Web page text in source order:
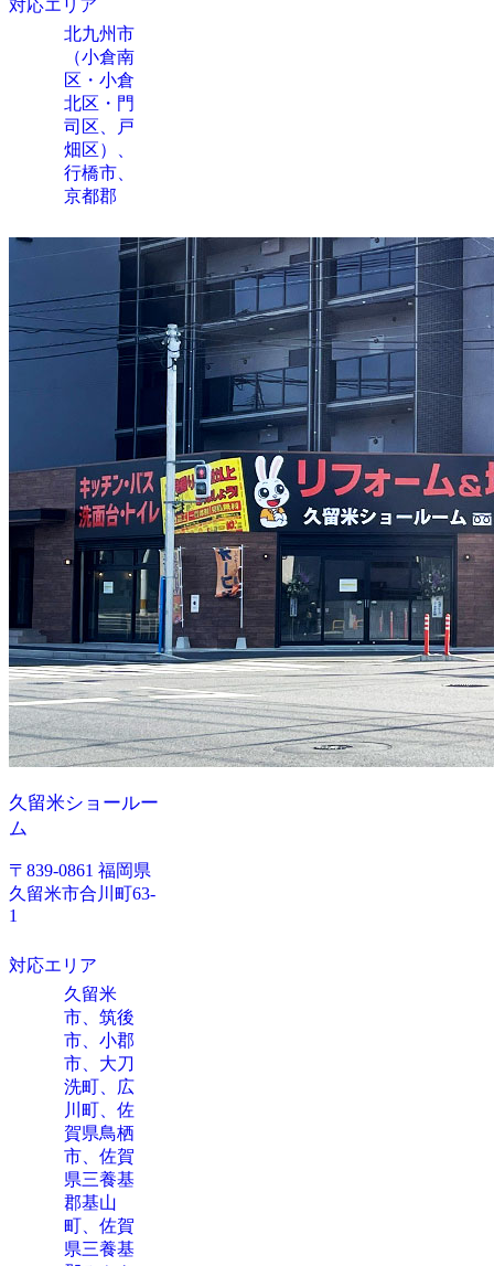
対応エリア
北九州市
（小倉南
区・小倉
北区・門
司区、戸
畑区）、
行橋市、
京都郡
久留米ショールー
ム
〒839-0861 福岡県
久留米市合川町63-
1
対応エリア
久留米
市、筑後
市、小郡
市、大刀
洗町、広
川町、佐
賀県鳥栖
市、佐賀
県三養基
郡基山
町、佐賀
県三養基